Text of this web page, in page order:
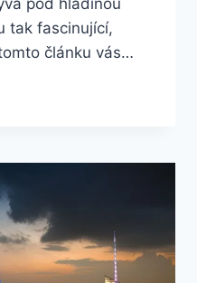
tak fascinující,
článku vás…